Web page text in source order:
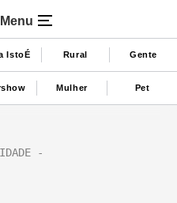
Menu
IstoÉ Rural Gente
Mulher Pet